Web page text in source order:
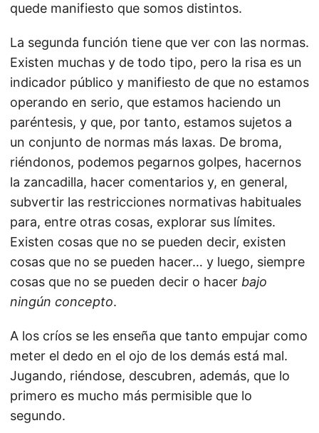
quede manifiesto que somos distintos.
La segunda función tiene que ver con las normas.
Existen muchas y de todo tipo, pero la risa es un
indicador público y manifiesto de que no estamos
operando en serio, que estamos haciendo un
paréntesis, y que, por tanto, estamos sujetos a
un conjunto de normas más laxas. De broma,
riéndonos, podemos pegarnos golpes, hacernos
la zancadilla, hacer comentarios y, en general,
subvertir las restricciones normativas habituales
para, entre otras cosas, explorar sus límites.
Existen cosas que no se pueden decir, existen
cosas que no se pueden hacer… y luego, siempre
cosas que no se pueden decir o hacer bajo
ningún concepto.
A los críos se les enseña que tanto empujar como
meter el dedo en el ojo de los demás está mal.
Jugando, riéndose, descubren, además, que lo
primero es mucho más permisible que lo
segundo.